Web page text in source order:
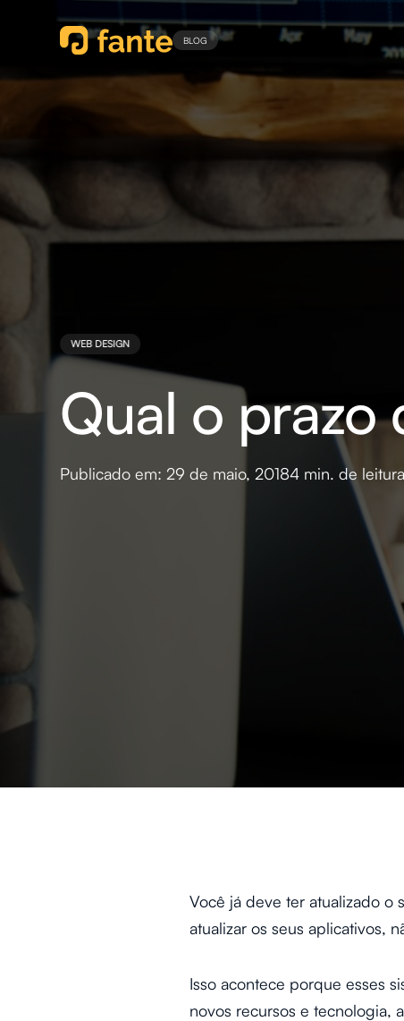
BLOG
WEB DESIGN
Qual o prazo
Publicado em: 29 de maio, 20184 min. de leitura
Você já deve ter atualizado o
atualizar os seus aplicativos,
Isso acontece porque esses
novos recursos e tecnologia,